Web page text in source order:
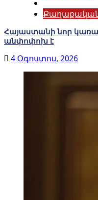
Հայաստանի նոր
անփոփոխ է
4 Օգոստոս, 2026